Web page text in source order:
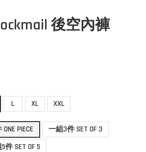
後空內褲
L XL XXL
PIECE
一組3件 SET OF 3
件 SET OF 5